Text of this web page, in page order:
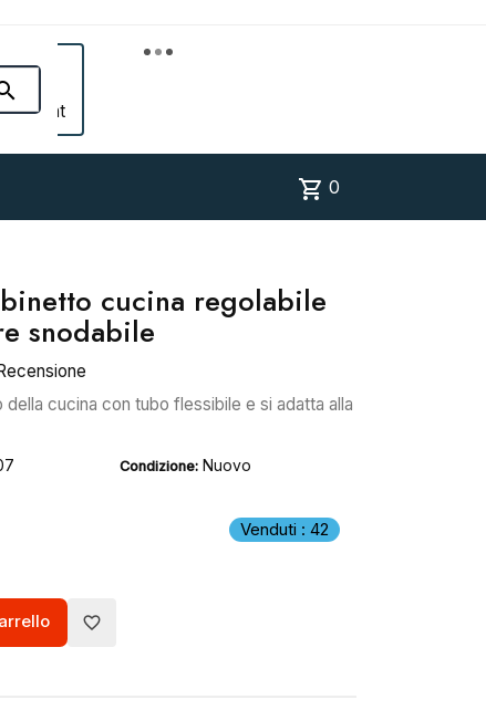
Account
shopping_cart 0
cucina regolabile
snodabile
cucina con tubo flessibile e si adatta alla
Condizione: Nuovo
Venduti : 42
favorite_border